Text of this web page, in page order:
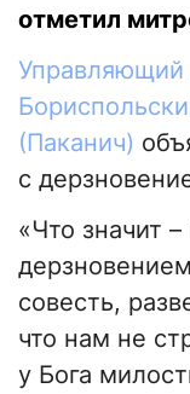
отметил
(Паканич)
с
«Что значит
совесть,
что нам не
у Бога